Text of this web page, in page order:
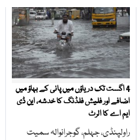
4 اگست تک دریاؤں میں پانی کے بہاؤ میں
اضافے اور فلیش فلڈنگ کا خدشہ، این ڈی
ایم اے کا الرٹ
راولپنڈی، جہلم، گوجرانوالہ سمیت